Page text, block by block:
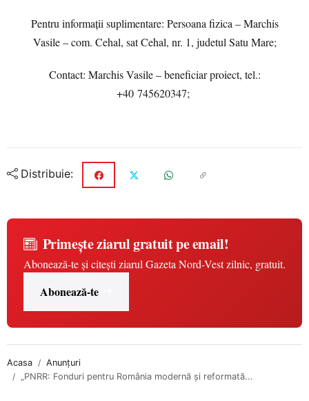
Pentru informații suplimentare: Persoana fizica – Marchis
Vasile – com. Cehal, sat Cehal, nr. 1, judetul Satu Mare;
Contact: Marchis Vasile – beneficiar proiect, tel.:
+40 745620347;
Distribuie:
Primește ziarul gratuit pe email!
Abonează-te și citești ziarul Gazeta Nord-Vest zilnic, gratuit.
Abonează-te
Acasa
Anunțuri
„PNRR: Fonduri pentru România modernă și reformată...